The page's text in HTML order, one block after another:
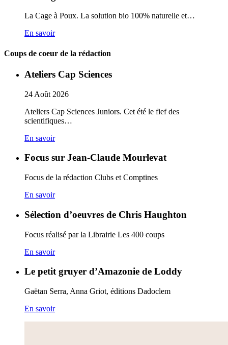
La Cage à Poux. La solution bio 100% naturelle et…
En savoir
Coups de coeur de la rédaction
Ateliers Cap Sciences
24 Août 2026
Ateliers Cap Sciences Juniors. Cet été le fief des
scientifiques…
En savoir
Focus sur Jean-Claude Mourlevat
Focus de la rédaction Clubs et Comptines
En savoir
Sélection d’oeuvres de Chris Haughton
Focus réalisé par la Librairie Les 400 coups
En savoir
Le petit gruyer d’Amazonie de Loddy
Gaëtan Serra, Anna Griot, éditions Dadoclem
En savoir